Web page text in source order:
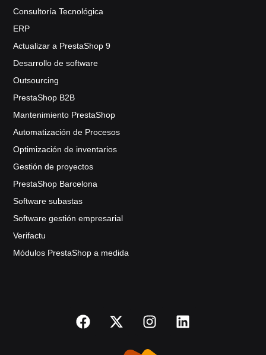
Consultoría Tecnológica
ERP
Actualizar a PrestaShop 9
Desarrollo de software
Outsourcing
PrestaShop B2B
Mantenimiento PrestaShop
Automatización de Procesos
Optimización de inventarios
Gestión de proyectos
PrestaShop Barcelona
Software subastas
Software gestión empresarial
Verifactu
Módulos PrestaShop a medida